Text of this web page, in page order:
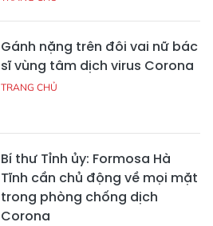
Gánh nặng trên đôi vai nữ bác
sĩ vùng tâm dịch virus Corona
TRANG CHỦ
Bí thư Tỉnh ủy: Formosa Hà
Tĩnh cần chủ động về mọi mặt
trong phòng chống dịch
Corona